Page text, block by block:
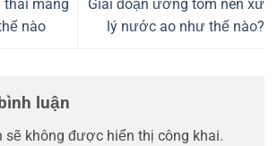
thái mang
nào
Giai đoạn ương tôm nên xử
lý nước ao như thế nào?
luận
sẽ không được hiển thị công khai.